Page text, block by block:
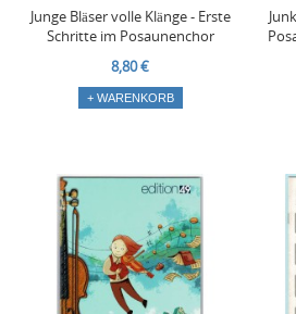
Junge Bläser volle Klänge - Erste
Schritte im Posaunenchor
8,80 €
+ WARENKORB